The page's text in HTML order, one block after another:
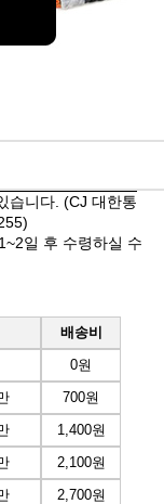
습니다. (CJ 대한통
일 후 수령하실 수
배송비
0원
700원
1,400원
2,100원
2,700원